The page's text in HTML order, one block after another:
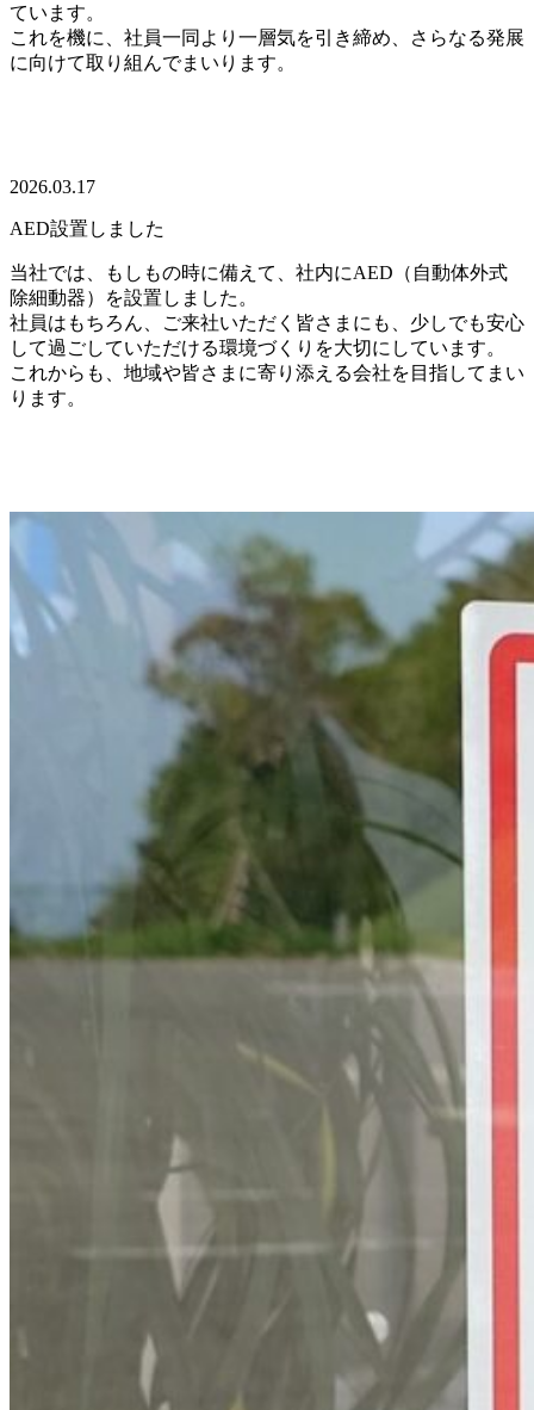
ています。
これを機に、社員一同より一層気を引き締め、さらなる発展
に向けて取り組んでまいります。
2026.03.17
AED設置しました
当社では、もしもの時に備えて、社内にAED（自動体外式
除細動器）を設置しました。
社員はもちろん、ご来社いただく皆さまにも、少しでも安心
して過ごしていただける環境づくりを大切にしています。
これからも、地域や皆さまに寄り添える会社を目指してまい
ります。